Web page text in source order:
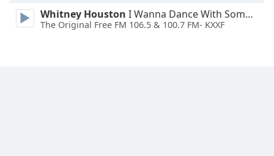
Font
Whitney Houston I Wanna Dance With Somebody
The Original Free FM 106.5 & 100.7 FM- KXXF